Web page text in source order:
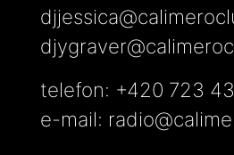
telefon: +420 723
e-mail: